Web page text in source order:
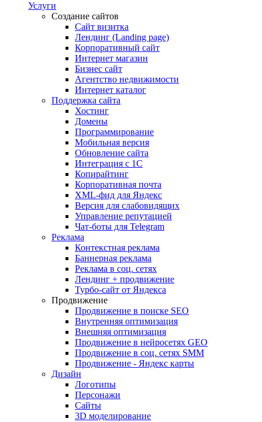
Услуги
Создание сайтов
Сайт визитка
Лендинг (Landing page)
Корпоративный сайт
Интернет магазин
Бизнес сайт
Агентство недвижимости
Интернет каталог
Поддержка сайта
Хостинг
Домены
Программирование
Мобильная версия
Обновление сайта
Интеграция с 1С
Копирайтинг
Корпоративная почта
XML-фид для Яндекс
Версия для слабовидящих
Управление репутацией
Чат-боты для Telegram
Реклама
Контекстная реклама
Баннерная реклама
Реклама в соц. сетях
Лендинг + продвижение
Турбо-сайт от Яндекса
Продвижение
Продвижение в поиске SEO
Внутренняя оптимизация
Внешняя оптимизация
Продвижение в нейросетях GEO
Продвижение в соц. сетях SMM
Продвижение - Яндекс карты
Дизайн
Логотипы
Персонажи
Сайты
3D моделирование